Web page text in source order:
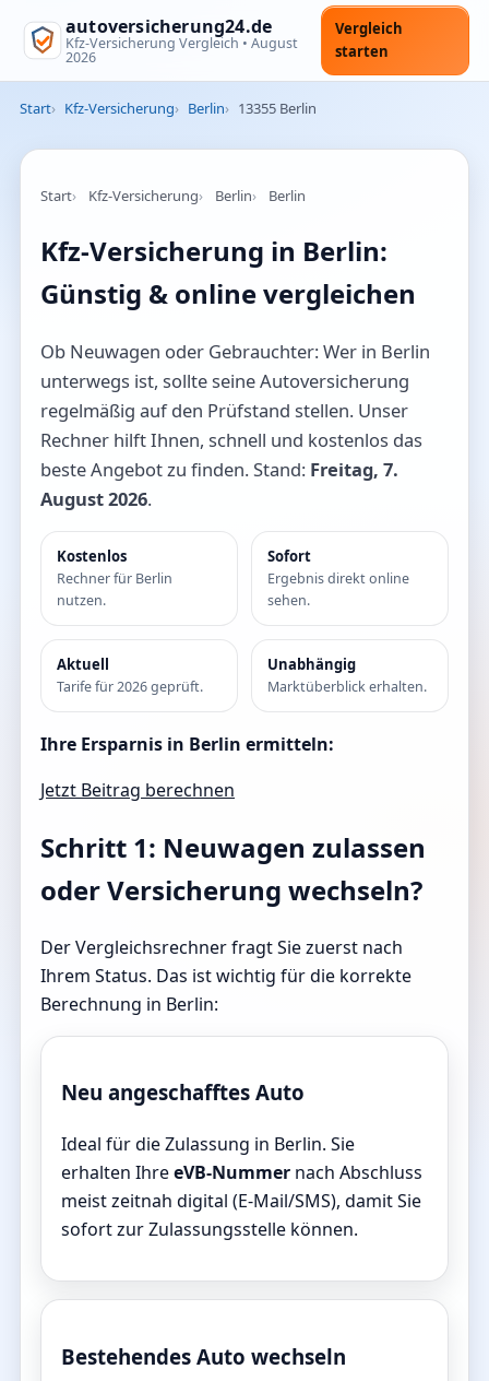
autoversicherung24.de
Kfz-Versicherung Vergleich • August
2026
Vergleich
starten
Start Kfz-Versicherung Berlin 13355 Berlin
Start Kfz-Versicherung Berlin Berlin
Kfz-Versicherung in Berlin:
Günstig & online vergleichen
Ob Neuwagen oder Gebrauchter: Wer in Berlin
unterwegs ist, sollte seine Autoversicherung
regelmäßig auf den Prüfstand stellen. Unser
Rechner hilft Ihnen, schnell und kostenlos das
beste Angebot zu finden. Stand: Freitag, 7.
August 2026.
Kostenlos
Rechner für Berlin
nutzen.
Sofort
Ergebnis direkt online
sehen.
Aktuell
Tarife für 2026 geprüft.
Unabhängig
Marktüberblick erhalten.
Ihre Ersparnis in Berlin ermitteln:
Jetzt Beitrag berechnen
Schritt 1: Neuwagen zulassen
oder Versicherung wechseln?
Der Vergleichsrechner fragt Sie zuerst nach
Ihrem Status. Das ist wichtig für die korrekte
Berechnung in Berlin:
Neu angeschafftes Auto
Ideal für die Zulassung in Berlin. Sie
erhalten IhreeVB-Nummer nach Abschluss
meist zeitnah digital (E-Mail/SMS), damit Sie
sofort zur Zulassungsstelle können.
Bestehendes Auto wechseln